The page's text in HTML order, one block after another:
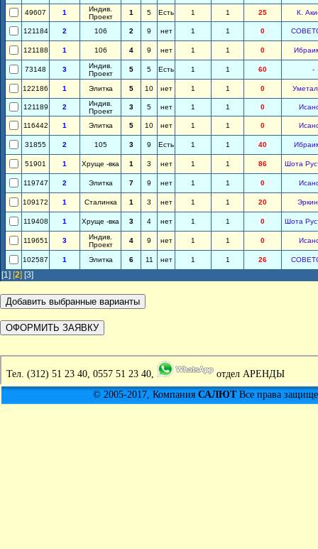
49607 1
Индив.
Проект
1 5 Есть 1 1 25 К.
121184 2 106 2 9 нет 1 1 0
121188 1 106 4 9 нет 1 1 0
73148 3
Индив.
Проект
5 5 Есть 1 1 60 -
122186 1 Элитка 5 10 нет 1 1 0
121189 2
Индив.
Проект
3 5 нет 1 1 0
116442 1 Элитка 5 10 нет 1 1 0
31855 2 105 3 9 Есть 1 1 40
51901 1 Хруще -вка 1 3 нет 1 1 86 Шота
119747 2 Элитка 7 9 нет 1 1 0
109172 1 Сталинка 1 3 нет 1 1 20
119408 1 Хруще -вка 3 4 нет 1 1 0 Шота
119651 3
Индив.
Проект
4 9 нет 1 1 0
102587 1 Элитка 6 11 нет 1 1 26
[1] [2] [3]
Тел. (312) 51 23 40, 0557 51 23 40,
отдел АРЕНДЫ
© 2005-2017, Компания САЛЮТВсе права